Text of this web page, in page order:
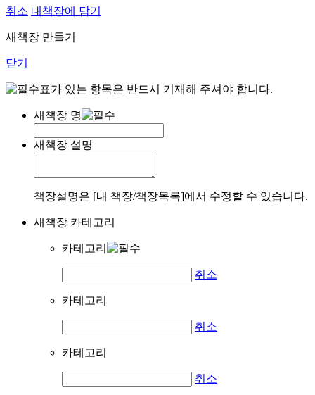
취소 내책장에 담기
새책장 만들기
닫기
표가 있는 항목은 반드시 기재해 주셔야 합니다.
새책장 명
새책장 설명
책장설명은 [내 책장/책장목록]에서 수정할 수 있습니다.
새책장 카테고리
카테고리
취소
카테고리
취소
카테고리
취소